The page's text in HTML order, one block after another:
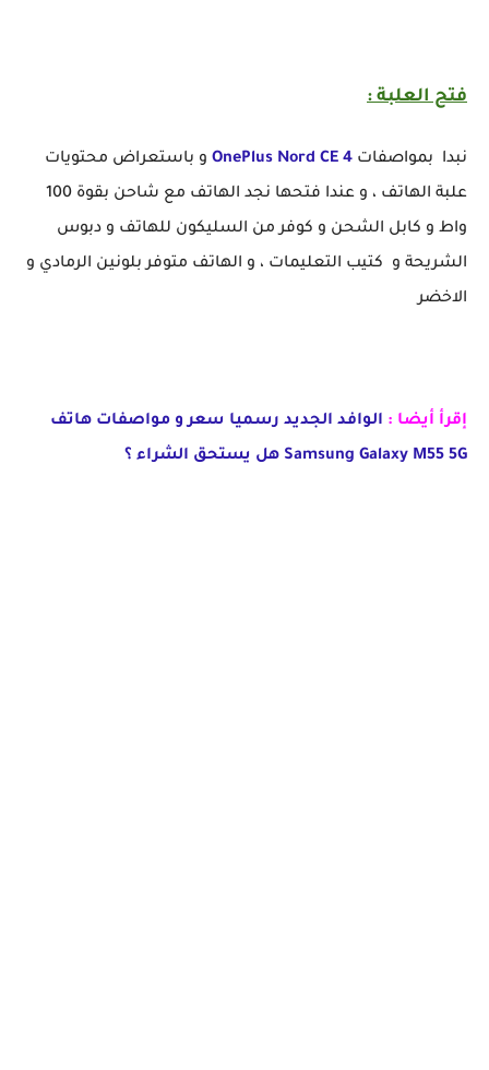
فتح العلبة :
نبدا بمواصفات OnePlus Nord CE 4 و باستعراض محتويات
علبة الهاتف ، و عندا فتحها نجد الهاتف مع شاحن بقوة 100
واط و كابل الشحن و كوفر من السليكون للهاتف و دبوس
الشريحة و كتيب التعليمات ، و الهاتف متوفر بلونين الرمادي و
الاخضر
إقرأ أيضا : الوافد الجديد رسميا سعر و مواصفات هاتف
Samsung Galaxy M55 5G هل يستحق الشراء ؟